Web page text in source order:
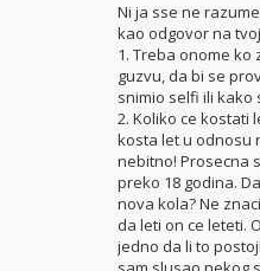
Ni ja sse ne
kao odgovor na
1. Treba onome ko
guzvu, da bi se
snimio selfi ili kako
2. Koliko ce kostati
kosta let u odnosu
nebitno! Prosecna
preko 18 godina.
nova kola? Ne
da leti on ce leteti.
jedno da li to